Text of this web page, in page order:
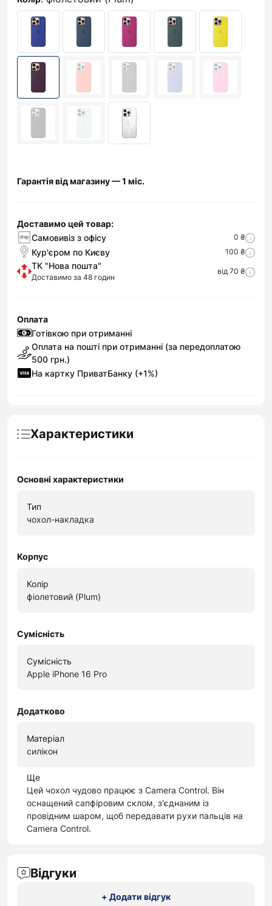
Гарантія від магазину — 1 міс.
Доставимо цей товар:
Самовивіз з офісу
0 ₴
Кур'єром по Києву 100 ₴
ТК "Нова пошта"
Доставимо за 48 годин
від 70 ₴
Оплата
Готівкою при отриманні
Оплата на пошті при отриманні (за передоплатою
500 грн.)
На картку ПриватБанку (+1%)
Характеристики
Основні характеристики
Тип
чохол-накладка
Корпус
Колір
фіолетовий (Plum)
Сумісність
Сумісність
Apple iPhone 16 Pro
Додатково
Матеріал
силікон
Ще
Цей чохол чудово працює з Camera Control. Він
оснащений сапфіровим склом, з'єднаним із
провідним шаром, щоб передавати рухи пальців на
Camera Control.
Відгуки
+ Додати відгук